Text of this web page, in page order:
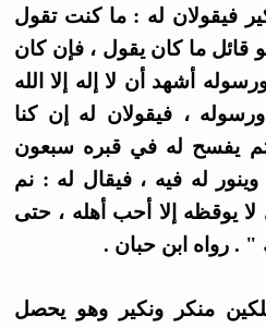
فيقولان له : ما كنت تقول
قائل ما كان يقول ، فإن كان
أشهد أن لا إله إلا الله
، فيقولان له إن كنا
ثم يفسح له في قبره سبعون
له فيه ، فيقال له : نم
يوقظه إلا أحب أهله ، حتى
" . رواه ابن حبان .
منكر ونكير وهو يحصل